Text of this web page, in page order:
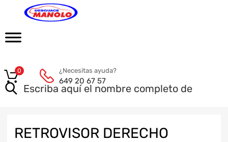
¿Necesitas ayuda?
649 20 67 57
0
RETROVISOR DERECHO